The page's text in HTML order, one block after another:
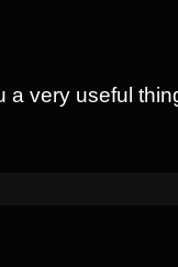
a very useful